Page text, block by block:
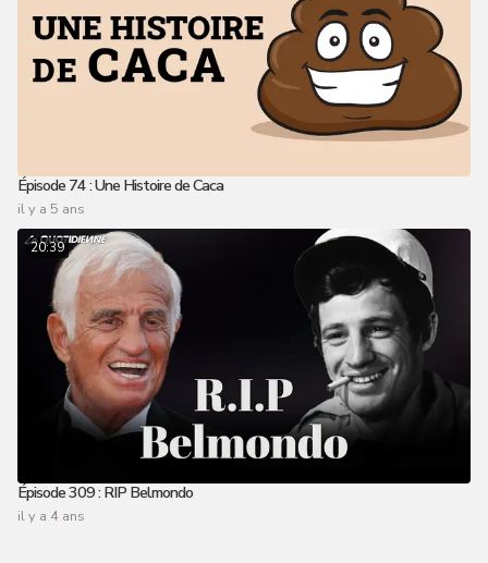
Épisode 74 : Une Histoire de Caca
il y a 5 ans
20:39
Épisode 309 : RIP Belmondo
il y a 4 ans